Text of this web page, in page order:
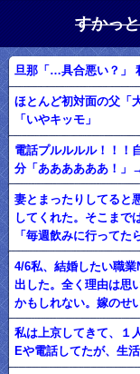
すかっ
旦那「…具合悪い？」
ほとんど初対面の父「
「いやキッモ」
電話プルルルル！！
分「ああああああ！
妻とまったりしてると
してくれた。そこまで
「毎週飲みに行って
4/6私、結婚したい職
出した。全く理由は思
かもしれない。嫁のせ
私は上京してきて、１
Eや電話してたが、生